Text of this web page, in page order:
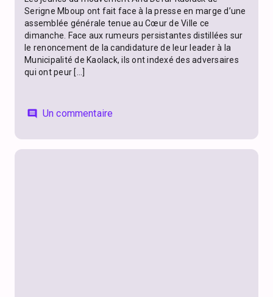
Serigne Mboup ont fait face à la presse en marge d’une
assemblée générale tenue au Cœur de Ville ce
dimanche. Face aux rumeurs persistantes distillées sur
le renoncement de la candidature de leur leader à la
Municipalité de Kaolack, ils ont indexé des adversaires
qui ont peur […]
comment Un commentaire